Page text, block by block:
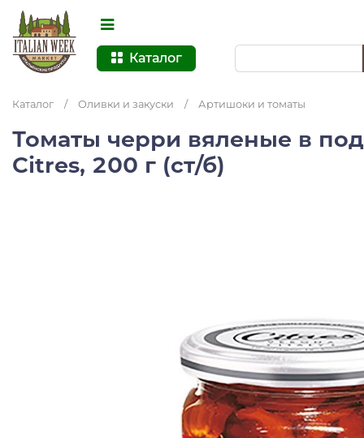
Каталог
Каталог / Оливки и закуски / Артишоки и томаты
Томаты черри вяленые в
Citres, 200 г (ст/б)